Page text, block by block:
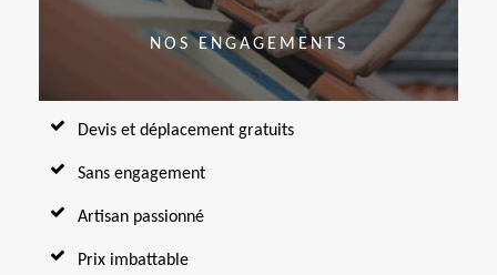
NOS ENGAGEMENTS
Devis et déplacement gratuits
Sans engagement
Artisan passionné
Prix imbattable